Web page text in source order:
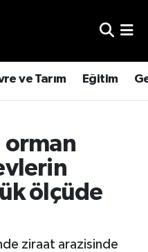
ve Tarım Eğitim
orman
ölçüde
ziraat arazisinde
Fikstür